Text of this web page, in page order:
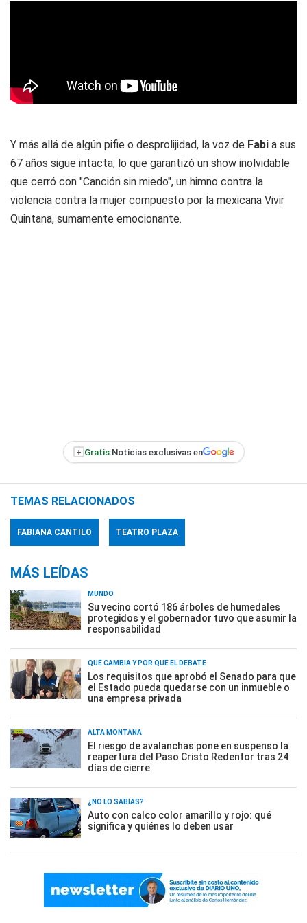
Y más allá de algún pifie o desprolijidad, la voz de Fabi a sus
67 años sigue intacta, lo que garantizó un show inolvidable
que cerró con "Canción sin miedo", un himno contra la
violencia contra la mujer compuesto por la mexicana Vivir
Quintana, sumamente emocionante.
+ Gratis:Noticias exclusivas en
TEMAS RELACIONADOS
FABIANA CANTILO TEATRO PLAZA
MÁS LEÍDAS
MUNDO
Su vecino cortó 186 árboles de humedales
protegidos y el gobernador tuvo que asumir la
responsabilidad
QUÉ CAMBIA Y POR QUÉ EL DEBATE
Los requisitos que aprobó el Senado para que
el Estado pueda quedarse con un inmueble o
una empresa privada
ALTA MONTAÑA
El riesgo de avalanchas pone en suspenso la
reapertura del Paso Cristo Redentor tras 24
días de cierre
¿NO LO SABÍAS?
Auto con calco color amarillo y rojo: qué
significa y quiénes lo deben usar